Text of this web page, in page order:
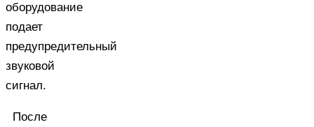
оборудование
подает
предупредительный
звуковой
сигнал.
После